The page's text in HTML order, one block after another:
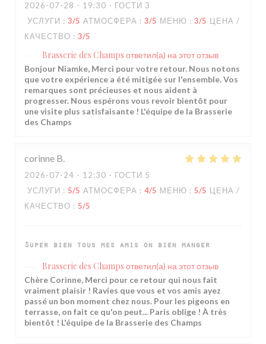
2026-07-28 - 19:30 - ГОСТИ 3
УСЛУГИ : 3/5 АТМОСФЕРА : 3/5 МЕНЮ : 3/5 ЦЕНА /
КАЧЕСТВО : 3/5
Brasserie des Champs ответил(а) на этот отзыв
Bonjour Niamke, Merci pour votre retour. Nous notons
que votre expérience a été mitigée sur l'ensemble. Vos
remarques sont précieuses et nous aident à
progresser. Nous espérons vous revoir bientôt pour
une visite plus satisfaisante ! L'équipe de la Brasserie
des Champs
corinne B
2026-07-24 - 12:30 - ГОСТИ 5
УСЛУГИ : 5/5 АТМОСФЕРА : 4/5 МЕНЮ : 5/5 ЦЕНА /
КАЧЕСТВО : 5/5
Super bien tous mes amis on bien manger
Brasserie des Champs ответил(а) на этот отзыв
Chère Corinne, Merci pour ce retour qui nous fait
vraiment plaisir ! Ravies que vous et vos amis ayez
passé un bon moment chez nous. Pour les pigeons en
terrasse, on fait ce qu'on peut... Paris oblige ! À très
bientôt ! L'équipe de la Brasserie des Champs